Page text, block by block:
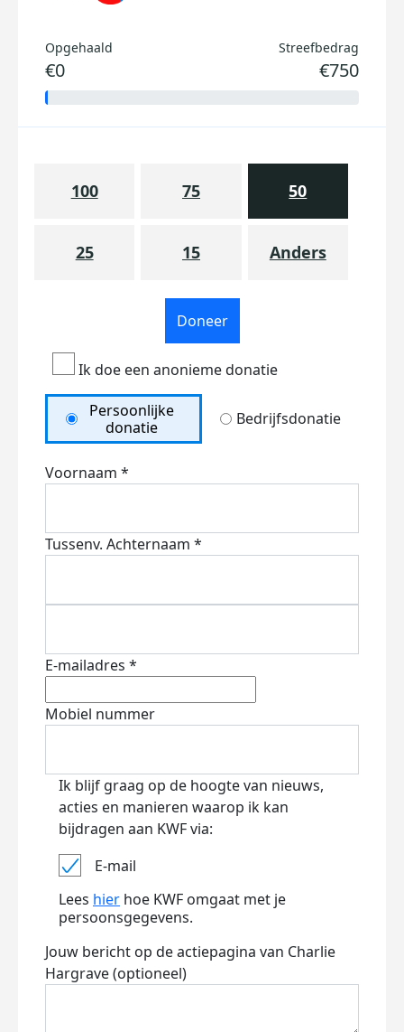
Opgehaald
€0
Streefbedrag
€750
100 75 50
25 15 Anders
Doneer
Ik doe een anonieme donatie
Persoonlijke
donatie
Bedrijfsdonatie
Voornaam *
Tussenv. Achternaam *
E-mailadres *
Mobiel nummer
Ik blijf graag op de hoogte van nieuws,
acties en manieren waarop ik kan
bijdragen aan KWF via:
E-mail
Lees hier hoe KWF omgaat met je
persoonsgegevens.
Jouw bericht op de actiepagina van Charlie
Hargrave (optioneel)